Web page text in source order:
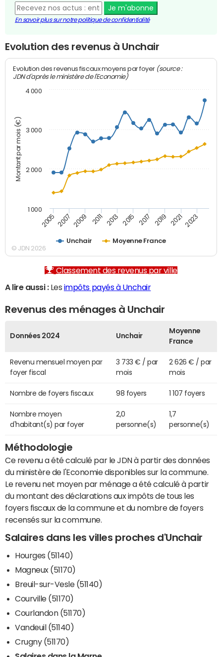
Je m'abonne
En savoir plus sur notre politique de confidentialité
Evolution des revenus à Unchair
Montant par mois (€)
Evolution des revenus fiscaux moyens par foyer (source :
JDN d'après le ministère de l'Economie)
Unchair Moyenne France
2005 2007 2009 2011 2013 2015 2017 2019 2021 2023
1 000
2 000
3 000
4 000
© JDN 2026
Classement des revenus par ville
A lire aussi :Les impôts payés à Unchair
Revenus des ménages à Unchair
Données 2024 Unchair
Moyenne
France
Revenu mensuel moyen par
foyer fiscal
3 733 € / par
mois
2 626 € / par
mois
Nombre de foyers fiscaux 98 foyers 1 107 foyers
Nombre moyen
d'habitant(s) par foyer
2,0
personne(s)
1,7
personne(s)
Méthodologie
Ce revenu a été calculé par le JDN à partir des données
du ministère de l'Economie disponibles sur la commune.
Le revenu net moyen par ménage a été calculé à partir
du montant des déclarations aux impôts de tous les
foyers fiscaux de la commune et du nombre de foyers
recensés sur la commune.
Salaires dans les villes proches d'Unchair
Hourges (51140)
Magneux (51170)
Breuil-sur-Vesle (51140)
Courville (51170)
Courlandon (51170)
Vandeuil (51140)
Crugny (51170)